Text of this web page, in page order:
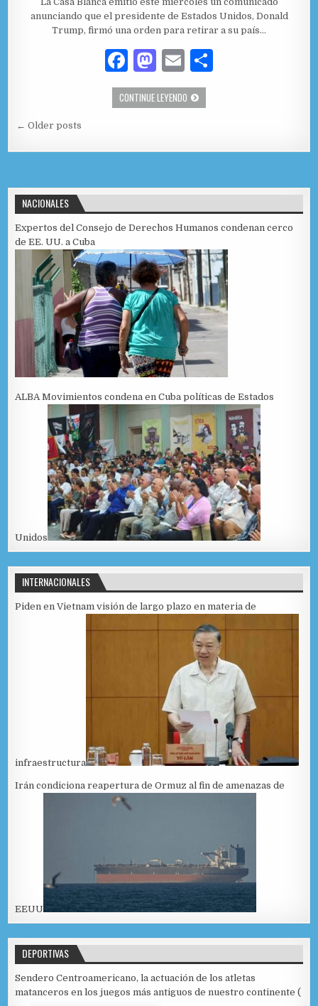
anunciando que el presidente de Estados Unidos, Donald
Trump, firmó una orden para retirar a su país…
F
a
c
b
o
k
M
as
to
o
E
m
ai
ar
r
CONTINUE LEYENDO CASA BLANCA JUSTIFICA EL RETIRO
Navegación de entradas
← Older posts
NACIONALES
Expertos del Consejo de Derechos Humanos condenan cerco
de EE. UU. a Cuba
ALBA Movimientos condena en Cuba políticas de Estados
Unidos
INTERNACIONALES
Piden en Vietnam visión de largo plazo en materia de
infraestructura
Irán condiciona reapertura de Ormuz al fin de amenazas de
EEUU
DEPORTIVAS
Sendero Centroamericano, la actuación de los atletas
matanceros en los juegos más antiguos de nuestro continente (